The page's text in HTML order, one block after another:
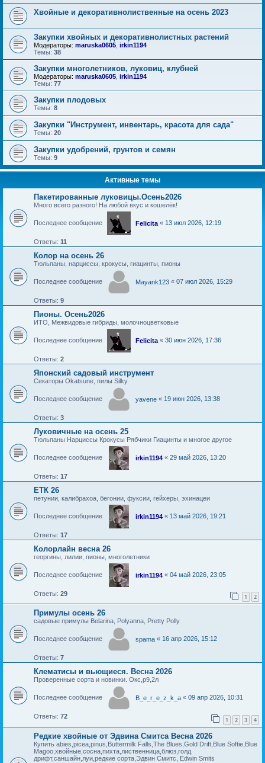
Хвойные и декоративнолиственные на осень 2023
Закупки хвойных и декоративнолистных растений
Модераторы: maruska0605 irkin1194
Темы: 38
Закупки многолетников, луковиц, клубней
Модераторы: maruska0605 irkin1194
Темы: 77
Закупки плодовых
Темы: 8
Закупки "Инструмент, инвентарь, красота для сада"
Темы: 20
Закупки удобрений, грунтов и семян
Темы: 9
Активные темы
Пакетированные луковицы.Осень2026
Много всего разного! На любой вкус и кошелёк!
Последнее сообщение Felicita « 13 июл 2026, 12:19
Ответы: 11
Колор на осень 26
Тюльпаны, нарциссы, крокусы, гиацинты, пионы
Последнее сообщение Mayank123 « 07 июл 2026, 15:29
Ответы: 9
Пионы. Осень2026
ИТО, Межвидовые гибриды, молочноцветковые
Последнее сообщение Felicita « 30 июн 2026, 17:36
Ответы: 2
Японский садовый инструмент
Секаторы Okatsune, пилы Silky
Последнее сообщение yavene « 19 июн 2026, 13:38
Ответы: 3
Луковичные на осень 25
Тюльпаны Нарциссы Крокусы Рябчики Гиацинты и многое другое
Последнее сообщение irkin1194 « 29 май 2026, 13:20
Ответы: 17
ЕТК 26
петунии, калибрахоа, бегонии, фуксии, гейхеры, эхинацеи
Последнее сообщение irkin1194 « 13 май 2026, 19:21
Ответы: 17
Колорлайн весна 26
георгины, лилии, пионы, многолетники
Последнее сообщение irkin1194 « 04 май 2026, 23:05
Ответы: 29 1 2
Примулы осень 26
садовые примулы Belarina, Polyanna, Pretty Polly
Последнее сообщение spama « 16 апр 2026, 15:12
Ответы: 7
Клематисы и вьющиеся. Весна 2026
Проверенные сорта и новинки. Окс,р9,2л
Последнее сообщение B_e_r_e_z_k_a « 09 апр 2026, 10:31
Ответы: 72 1 2 3 4
Редкие хвойные от Эдвина Смитса Весна 2026
Купить abies,picea,pinus,Buttermilk Falls,The Blues,Gold Drift,Blue Softie,Blue
Magoo,хвойные,сосна,пихта,лиственница,блюз,голд
дрифт,саншайн,луи,редкие сорта,Эдвин Смитс, Edwin Smits